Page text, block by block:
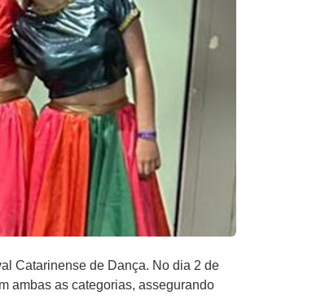
Catarinense de Dança. No dia 2 de
ambas as categorias, assegurando